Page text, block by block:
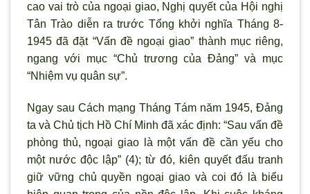
cao vai trò của ngoại giao, Nghị quyết của Hội nghị
Tân Trào diễn ra trước Tổng khởi nghĩa Tháng 8-
1945 đã đặt “Vấn đề ngoại giao” thành mục riêng,
ngang với mục “Chủ trương của Đảng” và mục
“Nhiệm vụ quân sự”.
Ngay sau Cách mạng Tháng Tám năm 1945, Đảng
ta và Chủ tịch Hồ Chí Minh đã xác định: “Sau vấn đề
phòng thủ, ngoại giao là một vấn đề cần yếu cho
một nước độc lập” (4); từ đó, kiên quyết đấu tranh
giữ vững chủ quyền ngoại giao và coi đó là biểu